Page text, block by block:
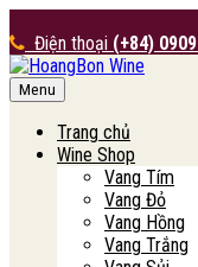
Điện thoại (+84)
HoangBon Wine
Menu
Trang chủ
Wine Shop
Vang Tím
Vang Đỏ
Vang Hồng
Vang Trắng